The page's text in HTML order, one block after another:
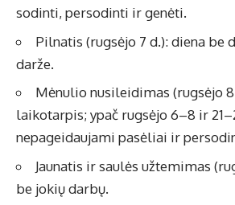
sodinti, persodinti ir genėti.
Pilnatis (rugsėjo 7 d.): diena be
darže.
Mėnulio nusileidimas (rugsėjo
laikotarpis; ypač rugsėjo 6–8 ir
nepageidaujami pasėliai ir
Jaunatis ir saulės užtemimas
be jokių darbų.